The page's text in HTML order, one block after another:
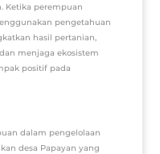
Ketika perempuan
pengetahuan
hasil pertanian,
menjaga ekosistem
positif pada
dalam pengelolaan
desa Papayan yang